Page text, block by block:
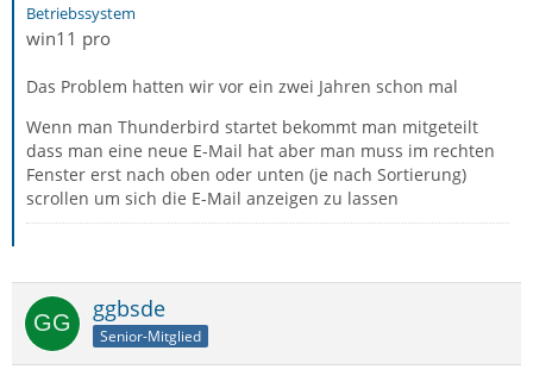
Betriebssystem
win11 pro
Das Problem hatten wir vor ein zwei Jahren schon mal
Wenn man Thunderbird startet bekommt man mitgeteilt
dass man eine neue E-Mail hat aber man muss im rechten
Fenster erst nach oben oder unten (je nach Sortierung)
scrollen um sich die E-Mail anzeigen zu lassen
ggbsde
Senior-Mitglied